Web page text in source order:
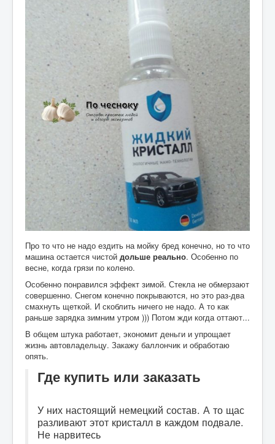
Про то что не надо ездить на мойку бред конечно, но то что
машина остается чистой дольше реально. Особенно по
весне, когда грязи по колено.
Особенно понравился эффект зимой. Стекла не обмерзают
совершенно. Снегом конечно покрываются, но это раз-два
смахнуть щеткой. И скоблить ничего не надо. А то как
раньше зарядка зимним утром ))) Потом жди когда оттают...
В общем штука работает, экономит деньги и упрощает
жизнь автовладельцу. Закажу баллончик и обработаю
опять.
Где купить или заказать
У них настоящий немецкий состав. А то щас
разливают этот кристалл в каждом подвале.
Не нарвитесь